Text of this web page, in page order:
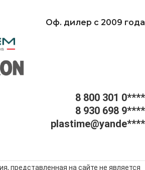
Оф. дилер с 2009 года
8 800 301 0****
8 930 698 9****
plastime@yande****
представленная на сайте не является